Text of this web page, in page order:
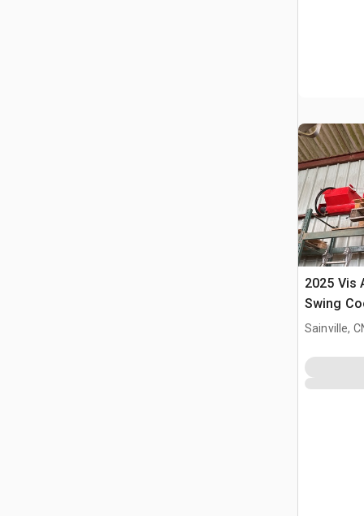
2025 Vis
Swing
Sainville,